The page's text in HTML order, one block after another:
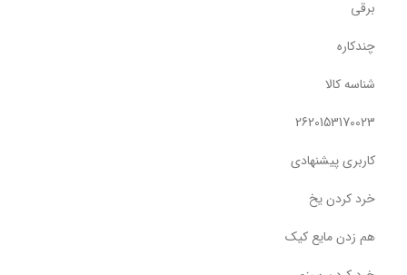
برقی
چندکاره
شناسه کالا
2620153170023
کاربری پیشنهادی
خرد کردن یخ
هم زدن مایع کیک